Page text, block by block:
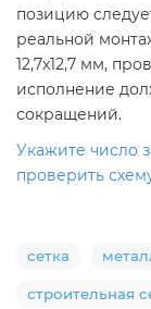
позицию
реальной
12,7х12,7 мм,
исполнение
сокращений.
Укажите число
проверить
сетка
строительная